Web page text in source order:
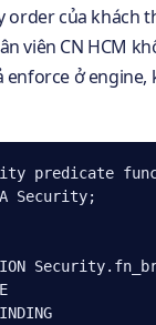
order của khách
viên CN HCM
enforce ở engine,
predicate
Security;